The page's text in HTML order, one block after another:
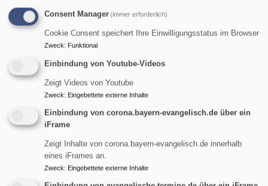
Noah, Abraham, Isaak
und Jakob, Josef …. Das
von „Loslass-
und in die Arche.
Abraham wird von Gott
weggeschickt, Jakob flieht vor seinem Bruder zu seinem
Onkel, Isaak zieht wegen einer Hungersnot nach Gerar
und Josef wird nach Ägypten verschleppt. Keiner von
Consent Manager(immer erforderlich)
Cookie Consent speichert Ihre Einwilligungsstatus im Browser
Zweck: Funktional
Einbindung von Youtube-Videos
Zeigt Videos von Youtube
Zweck: Eingebettete externe Inhalte
Einbindung von corona.bayern-evangelisch.de über ein
iFrame
Zeigt Inhalte von corona.bayern-evangelisch.de innerhalb
eines iFrames an.
Zweck: Eingebettete externe Inhalte